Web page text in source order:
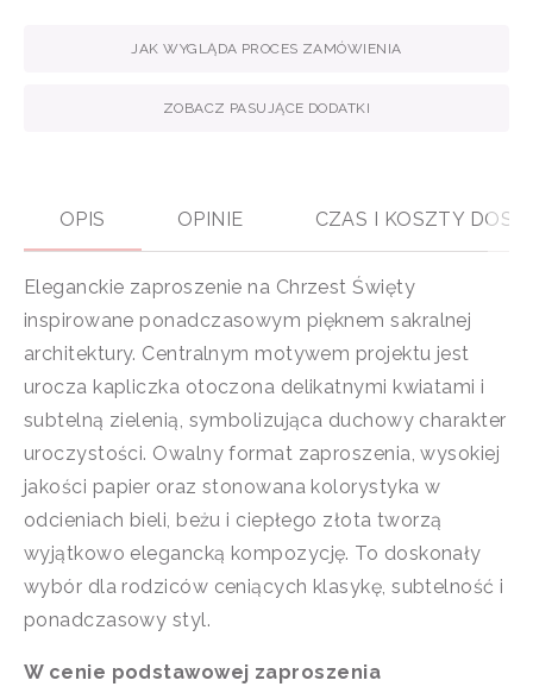
JAK WYGLĄDA PROCES ZAMÓWIENIA
ZOBACZ PASUJĄCE DODATKI
OPIS OPINIE CZAS I KOSZTY
Eleganckie zaproszenie na Chrzest Święty
inspirowane ponadczasowym pięknem sakralnej
architektury. Centralnym motywem projektu jest
urocza kapliczka otoczona delikatnymi kwiatami i
subtelną zielenią, symbolizująca duchowy charakter
uroczystości. Owalny format zaproszenia, wysokiej
jakości papier oraz stonowana kolorystyka w
odcieniach bieli, beżu i ciepłego złota tworzą
wyjątkowo elegancką kompozycję. To doskonały
wybór dla rodziców ceniących klasykę, subtelność i
ponadczasowy styl.
W cenie podstawowej zaproszenia